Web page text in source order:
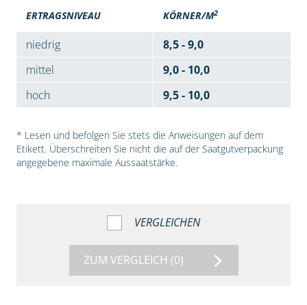
ERTRAGSNIVEAU KÖRNER/M2
niedrig
8,5 - 9,0
mittel
9,0 - 10,0
hoch
9,5 - 10,0
* Lesen und befolgen Sie stets die Anweisungen auf dem
Etikett. Überschreiten Sie nicht die auf der Saatgutverpackung
angegebene maximale Aussaatstärke.
VERGLEICHEN
ZUM VERGLEICH (0)